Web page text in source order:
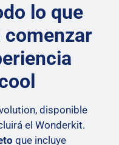
lo que
comenzar
disponible
el Wonderkit.
que incluye